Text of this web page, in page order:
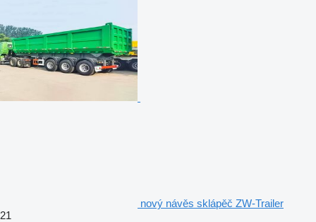
nový návěs sklápěč ZW-Trailer
21